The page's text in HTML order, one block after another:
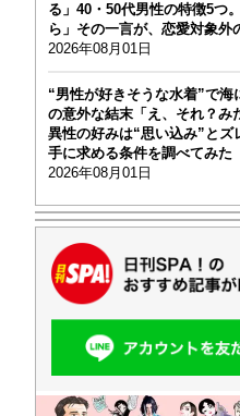
る」40・50代男性の特徴5つ
ら」その一言が、恋愛対象外
2026年08月01日
“男性が好きそうな水着”で海
の意外な結末「え、それ？み
異性の好みは“思い込み”とズ
手に求める条件を調べてみた
2026年08月01日